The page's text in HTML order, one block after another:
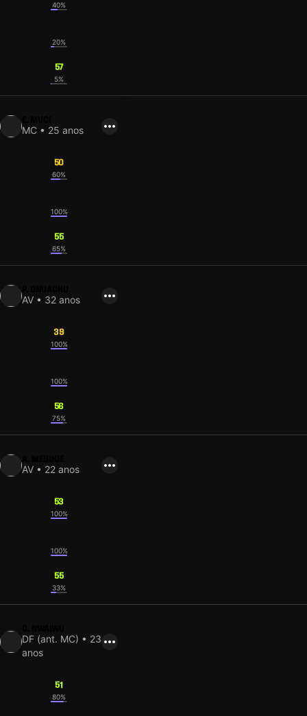
40%
20%
57
5%
MC • 25 anos
50
60%
100%
55
65%
AV • 32 anos
39
100%
100%
56
75%
AV • 22 anos
53
100%
100%
55
33%
DF (ant. MC) • 23
anos
51
80%